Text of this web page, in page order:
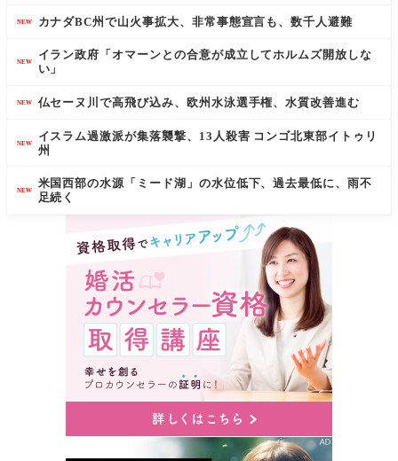
NEW カナダBC州で山火事拡大、非常事態宣言も、数千人避難
NEW
イラン政府「オマーンとの合意が成立してホルムズ開放しな
い」
NEW 仏セーヌ川で高飛び込み、欧州水泳選手権、水質改善進む
NEW
イスラム過激派が集落襲撃、13人殺害 コンゴ北東部イトゥリ
州
NEW
米国西部の水源「ミード湖」の水位低下、過去最低に、雨不
足続く